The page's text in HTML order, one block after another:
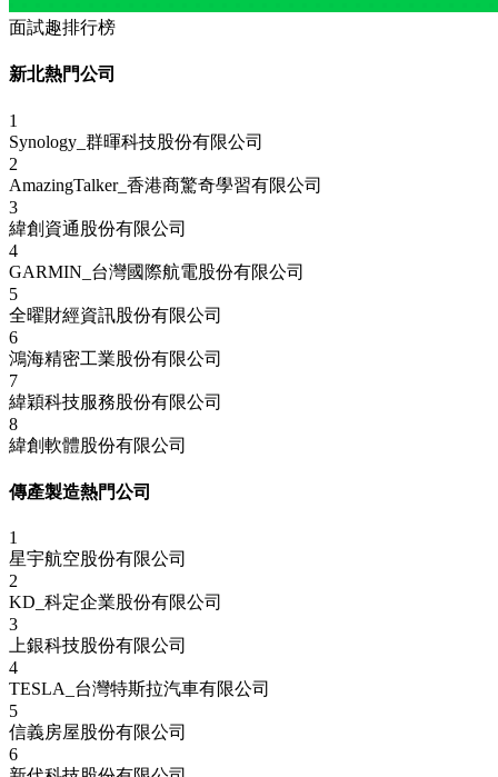
面試趣排行榜
新北熱門公司
1
Synology_群暉科技股份有限公司
2
AmazingTalker_香港商驚奇學習有限公司
3
緯創資通股份有限公司
4
GARMIN_台灣國際航電股份有限公司
5
全曜財經資訊股份有限公司
6
鴻海精密工業股份有限公司
7
緯穎科技服務股份有限公司
8
緯創軟體股份有限公司
傳產製造熱門公司
1
星宇航空股份有限公司
2
KD_科定企業股份有限公司
3
上銀科技股份有限公司
4
TESLA_台灣特斯拉汽車有限公司
5
信義房屋股份有限公司
6